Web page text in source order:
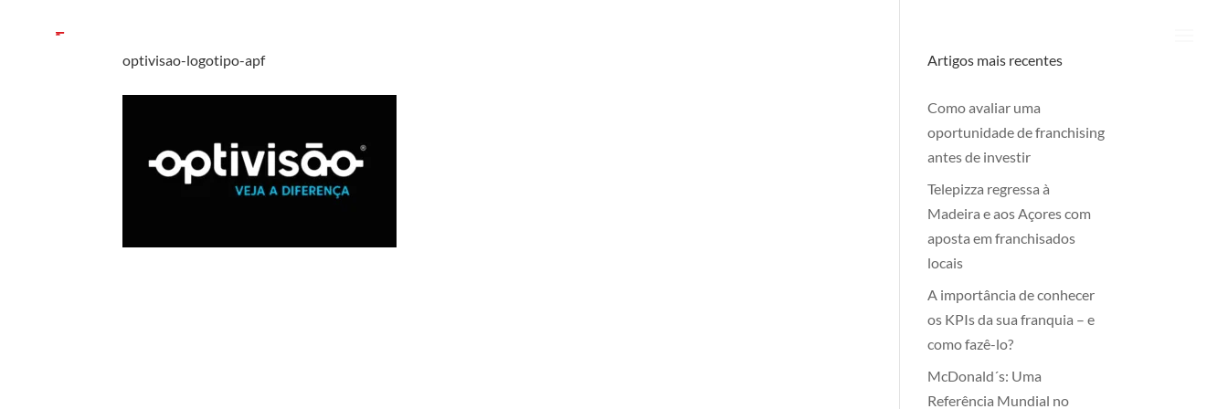
optivisao-logotipo-apf Artigos mais recentes
Como avaliar uma
oportunidade de franchising
antes de investir
Telepizza regressa à
Madeira e aos Açores com
aposta em franchisados
locais
A importância de conhecer
os KPIs da sua franquia – e
como fazê-lo?
McDonald´s: Uma
Referência Mundial no